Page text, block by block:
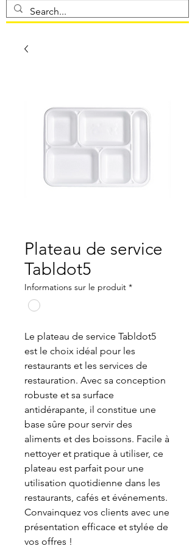
Plateau de service
Tabldot5
Informations sur le produit *
Le plateau de service Tabldot5
est le choix idéal pour les
restaurants et les services de
restauration. Avec sa conception
robuste et sa surface
antidérapante, il constitue une
base sûre pour servir des
aliments et des boissons. Facile à
nettoyer et pratique à utiliser, ce
plateau est parfait pour une
utilisation quotidienne dans les
restaurants, cafés et événements.
Convainquez vos clients avec une
présentation efficace et stylée de
vos offres !